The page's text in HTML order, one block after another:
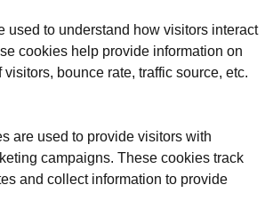
used to understand how visitors interact
cookies help provide information on
visitors, bounce rate, traffic source, etc.
are used to provide visitors with
campaigns. These cookies track
and collect information to provide